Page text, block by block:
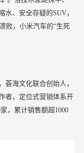
水、安全存疑的SUV，
败，小米汽车的“生死
荟海文化联合创始人，
者，定位式营销体系开
，累计销售额超1000